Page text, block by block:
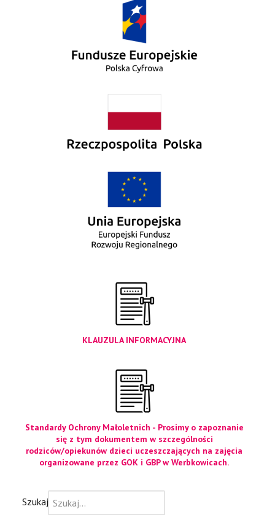
KLAUZULA INFORMACYJNA
Standardy Ochrony Małoletnich - Prosimy o zapoznanie
się z tym dokumentem w szczególności
rodziców/opiekunów dzieci uczeszczających na zajęcia
organizowane przez GOK i GBP w Werbkowicach.
Szukaj